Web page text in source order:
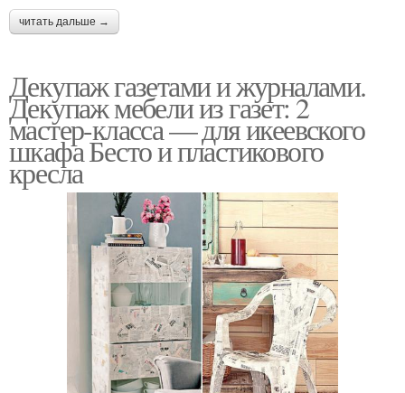
читать дальше →
Декупаж газетами и журналами.
Декупаж мебели из газет: 2
мастер-класса — для икеевского
шкафа Бесто и пластикового
кресла